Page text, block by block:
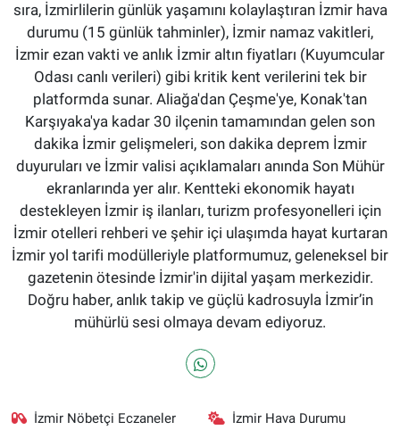
sıra, İzmirlilerin günlük yaşamını kolaylaştıran İzmir hava
durumu (15 günlük tahminler), İzmir namaz vakitleri,
İzmir ezan vakti ve anlık İzmir altın fiyatları (Kuyumcular
Odası canlı verileri) gibi kritik kent verilerini tek bir
platformda sunar. Aliağa'dan Çeşme'ye, Konak'tan
Karşıyaka'ya kadar 30 ilçenin tamamından gelen son
dakika İzmir gelişmeleri, son dakika deprem İzmir
duyuruları ve İzmir valisi açıklamaları anında Son Mühür
ekranlarında yer alır. Kentteki ekonomik hayatı
destekleyen İzmir iş ilanları, turizm profesyonelleri için
İzmir otelleri rehberi ve şehir içi ulaşımda hayat kurtaran
İzmir yol tarifi modülleriyle platformumuz, geleneksel bir
gazetenin ötesinde İzmir'in dijital yaşam merkezidir.
Doğru haber, anlık takip ve güçlü kadrosuyla İzmir’in
mühürlü sesi olmaya devam ediyoruz.
İzmir Nöbetçi Eczaneler İzmir Hava Durumu